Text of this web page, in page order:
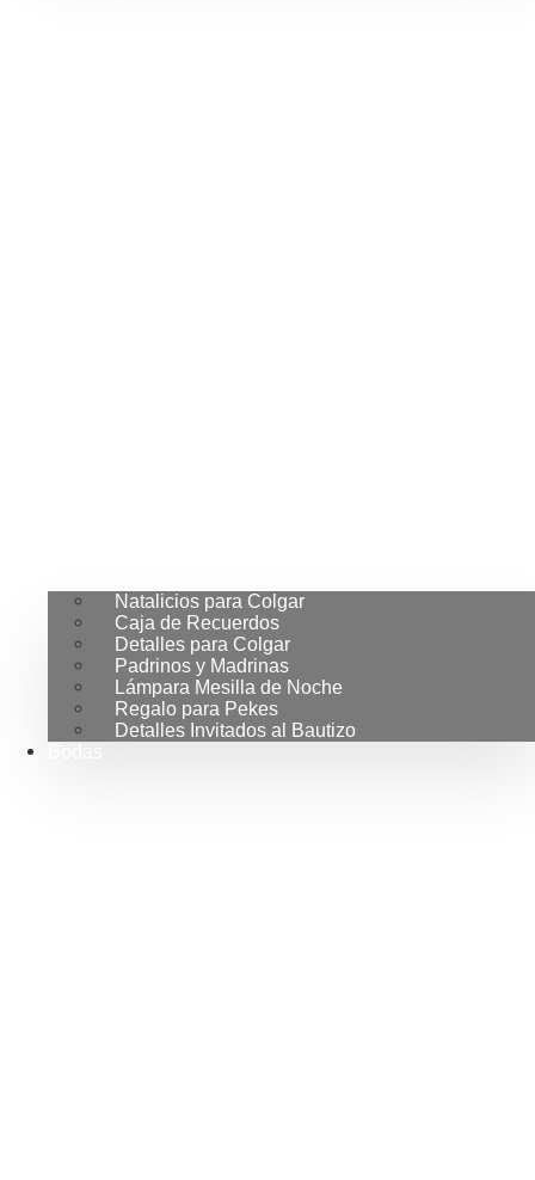
Natalicios para Colgar
Caja de Recuerdos
Detalles para Colgar
Padrinos y Madrinas
Lámpara Mesilla de Noche
Regalo para Pekes
Detalles Invitados al Bautizo